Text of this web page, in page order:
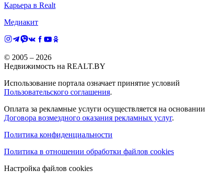
Карьера в Realt
Медиакит
© 2005 – 2026
Недвижимость на REALT.BY
Использование портала означает принятие условий
Пользовательского соглашения.
Оплата за рекламные услуги осуществляется на основании
Договора возмездного оказания рекламных услуг.
Политика конфиденциальности
Политика в отношении обработки файлов cookies
Настройка файлов cookies